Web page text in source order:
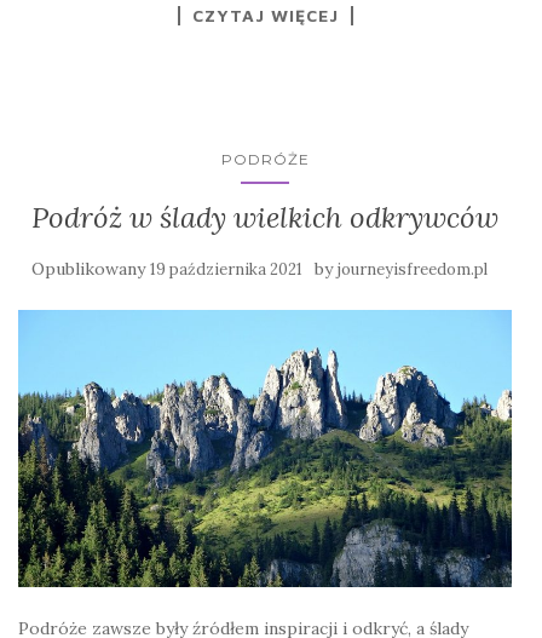
CZYTAJ WIĘCEJ
PODRÓŻE
Podróż w ślady wielkich odkrywców
Opublikowany19 października 2021 byjourneyisfreedom.pl
Podróże zawsze były źródłem inspiracji i odkryć, a ślady